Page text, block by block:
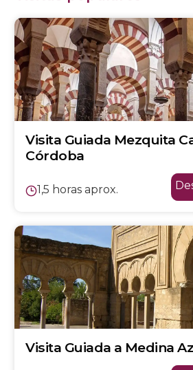
Visita Guiada Mezquita
Córdoba
1,5 horas aprox.
Visita Guiada a Medina